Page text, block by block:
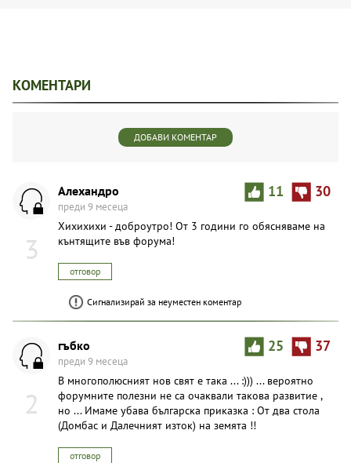
КОМЕНТАРИ
ДОБАВИ КОМЕНТАР
3
11 30
Алехандро
преди 9 месеца
Хихихихи - доброутро! От 3 години го обясняваме на
кънтящите във форума!
отговор
Сигнализирай за неуместен коментар
2
25 37
гъбко
преди 9 месеца
В многополюсният нов свят е така ... :))) ... вероятно
форумните полезни не са очаквали такова развитие ,
но ... Имаме убава българска приказка : От два стола
(Домбас и Далечният изток) на земята !!
отговор